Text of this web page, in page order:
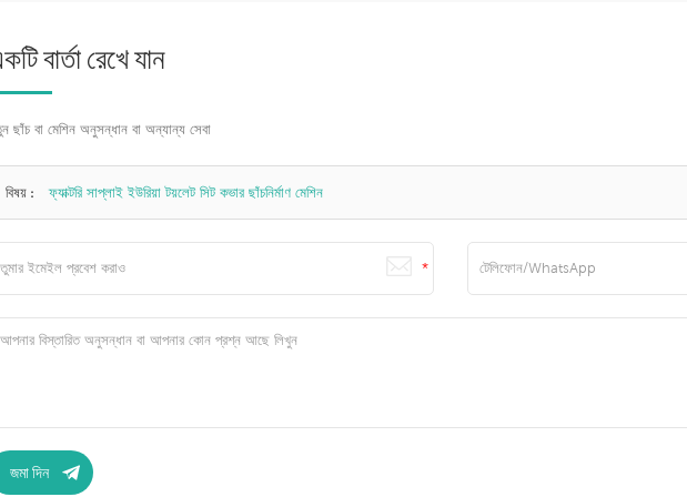
বার্তা রেখে যান
ছাঁচ বা মেশিন অনুসন্ধান বা অন্যান্য সেবা
বিষয় : ফ্যাক্টরি সাপ্লাই ইউরিয়া টয়লেট সিট কভার ছাঁচনির্মাণ মেশিন